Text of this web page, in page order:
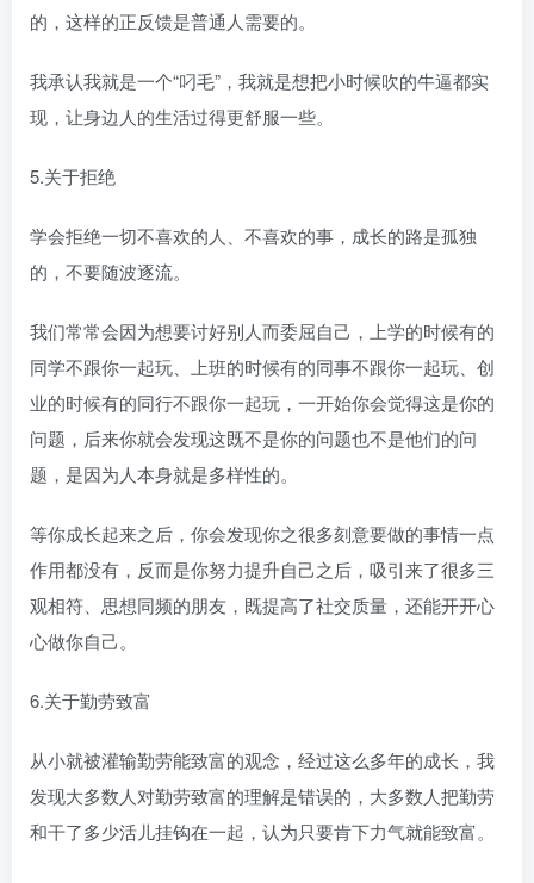
的，这样的正反馈是普通人需要的。
我承认我就是一个“叼毛”，我就是想把小时候吹的牛逼都实
现，让身边人的生活过得更舒服一些。
5.关于拒绝
学会拒绝一切不喜欢的人、不喜欢的事，成长的路是孤独
的，不要随波逐流。
我们常常会因为想要讨好别人而委屈自己，上学的时候有的
同学不跟你一起玩、上班的时候有的同事不跟你一起玩、创
业的时候有的同行不跟你一起玩，一开始你会觉得这是你的
问题，后来你就会发现这既不是你的问题也不是他们的问
题，是因为人本身就是多样性的。
等你成长起来之后，你会发现你之很多刻意要做的事情一点
作用都没有，反而是你努力提升自己之后，吸引来了很多三
观相符、思想同频的朋友，既提高了社交质量，还能开开心
心做你自己。
6.关于勤劳致富
从小就被灌输勤劳能致富的观念，经过这么多年的成长，我
发现大多数人对勤劳致富的理解是错误的，大多数人把勤劳
和干了多少活儿挂钩在一起，认为只要肯下力气就能致富。